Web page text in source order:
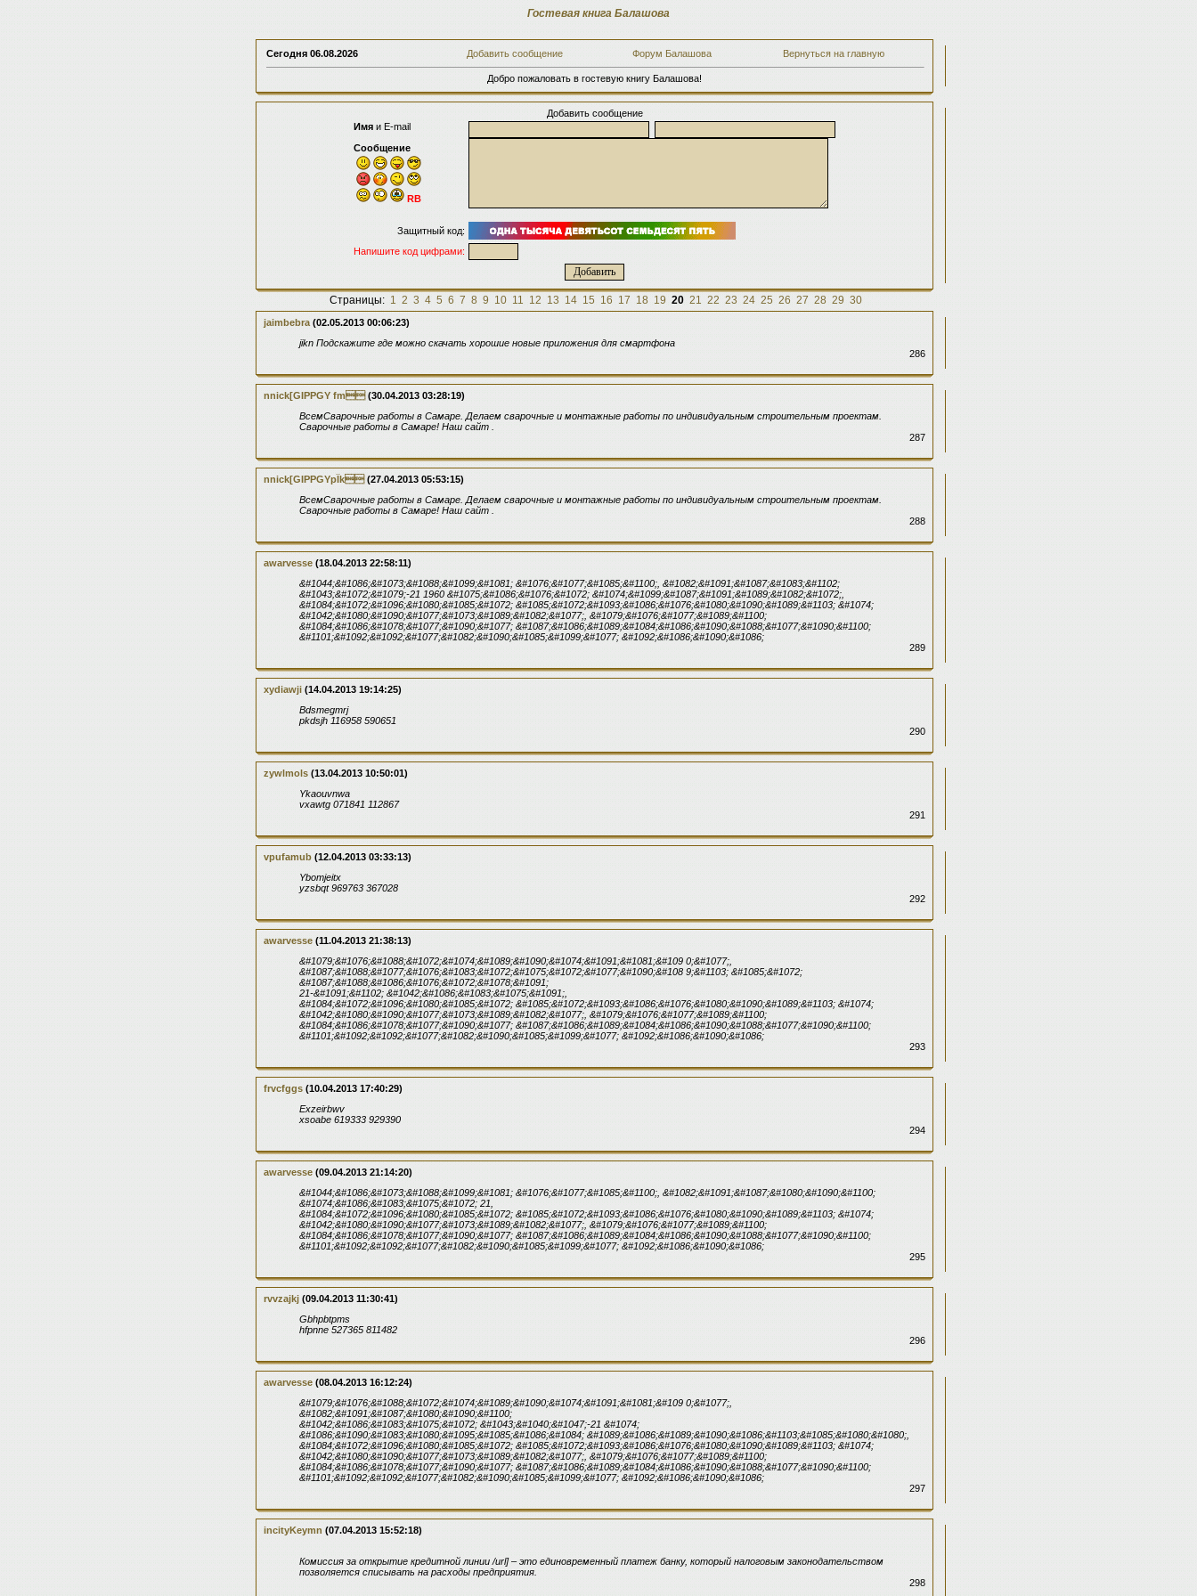
Гостевая книга Балашова
Сегодня 06.08.2026 Добавить сообщение Форум Балашова Вернуться на главную
Добро пожаловать в гостевую книгу Балашова!
Добавить сообщение
Имя и E-mail
Сообщение
RB
Защитный код:
Напишите код цифрами:
Страницы: 1 2 3 4 5 6 7 8 9 10 11 12 13 14 15 16 17 18 19 20 21 22 23 24 25 26 27 28 29 30
jaimbebra (02.05.2013 00:06:23)
jikn Подскажите где можно скачать хорошие новые приложения для смартфона
286
nnick[GIPPGY fm(30.04.2013 03:28:19)
ВсемСварочные работы в Самаре. Делаем сварочные и монтажные работы по индивидуальным строительным проектам.
Сварочные работы в Самаре! Наш сайт .
287
nnick[GIPPGYрЇk (27.04.2013 05:53:15)
ВсемСварочные работы в Самаре. Делаем сварочные и монтажные работы по индивидуальным строительным проектам.
Сварочные работы в Самаре! Наш сайт .
288
awarvesse (18.04.2013 22:58:11)
&#1044;&#1086;&#1073;&#1088;&#1099;&#1081; &#1076;&#1077;&#1085;&#1100;, &#1082;&#1091;&#1087;&#1083;&#1102;
&#1043;&#1072;&#1079;-21 1960 &#1075;&#1086;&#1076;&#1072; &#1074;&#1099;&#1087;&#1091;&#1089;&#1082;&#1072;,
&#1084;&#1072;&#1096;&#1080;&#1085;&#1072; &#1085;&#1072;&#1093;&#1086;&#1076;&#1080;&#1090;&#1089;&#1103; &#1074;
&#1042;&#1080;&#1090;&#1077;&#1073;&#1089;&#1082;&#1077;, &#1079;&#1076;&#1077;&#1089;&#1100;
&#1084;&#1086;&#1078;&#1077;&#1090;&#1077; &#1087;&#1086;&#1089;&#1084;&#1086;&#1090;&#1088;&#1077;&#1090;&#1100;
&#1101;&#1092;&#1092;&#1077;&#1082;&#1090;&#1085;&#1099;&#1077; &#1092;&#1086;&#1090;&#1086;
289
xydiawji (14.04.2013 19:14:25)
Bdsmegmrj
pkdsjh 116958 590651
290
zywlmols (13.04.2013 10:50:01)
Ykaouvnwa
vxawtg 071841 112867
291
vpufamub (12.04.2013 03:33:13)
Ybomjeitx
yzsbqt 969763 367028
292
awarvesse (11.04.2013 21:38:13)
&#1079;&#1076;&#1088;&#1072;&#1074;&#1089;&#1090;&#1074;&#1091;&#1081;&#109 0;&#1077;,
&#1087;&#1088;&#1077;&#1076;&#1083;&#1072;&#1075;&#1072;&#1077;&#1090;&#108 9;&#1103; &#1085;&#1072;
&#1087;&#1088;&#1086;&#1076;&#1072;&#1078;&#1091;
21-&#1091;&#1102; &#1042;&#1086;&#1083;&#1075;&#1091;,
&#1084;&#1072;&#1096;&#1080;&#1085;&#1072; &#1085;&#1072;&#1093;&#1086;&#1076;&#1080;&#1090;&#1089;&#1103; &#1074;
&#1042;&#1080;&#1090;&#1077;&#1073;&#1089;&#1082;&#1077;, &#1079;&#1076;&#1077;&#1089;&#1100;
&#1084;&#1086;&#1078;&#1077;&#1090;&#1077; &#1087;&#1086;&#1089;&#1084;&#1086;&#1090;&#1088;&#1077;&#1090;&#1100;
&#1101;&#1092;&#1092;&#1077;&#1082;&#1090;&#1085;&#1099;&#1077; &#1092;&#1086;&#1090;&#1086;
293
frvcfggs (10.04.2013 17:40:29)
Exzeirbwv
xsoabe 619333 929390
294
awarvesse (09.04.2013 21:14:20)
&#1044;&#1086;&#1073;&#1088;&#1099;&#1081; &#1076;&#1077;&#1085;&#1100;, &#1082;&#1091;&#1087;&#1080;&#1090;&#1100;
&#1074;&#1086;&#1083;&#1075;&#1072; 21,
&#1084;&#1072;&#1096;&#1080;&#1085;&#1072; &#1085;&#1072;&#1093;&#1086;&#1076;&#1080;&#1090;&#1089;&#1103; &#1074;
&#1042;&#1080;&#1090;&#1077;&#1073;&#1089;&#1082;&#1077;, &#1079;&#1076;&#1077;&#1089;&#1100;
&#1084;&#1086;&#1078;&#1077;&#1090;&#1077; &#1087;&#1086;&#1089;&#1084;&#1086;&#1090;&#1088;&#1077;&#1090;&#1100;
&#1101;&#1092;&#1092;&#1077;&#1082;&#1090;&#1085;&#1099;&#1077; &#1092;&#1086;&#1090;&#1086;
295
rvvzajkj (09.04.2013 11:30:41)
Gbhpbtpms
hfpnne 527365 811482
296
awarvesse (08.04.2013 16:12:24)
&#1079;&#1076;&#1088;&#1072;&#1074;&#1089;&#1090;&#1074;&#1091;&#1081;&#109 0;&#1077;,
&#1082;&#1091;&#1087;&#1080;&#1090;&#1100;
&#1042;&#1086;&#1083;&#1075;&#1072; &#1043;&#1040;&#1047;-21 &#1074;
&#1086;&#1090;&#1083;&#1080;&#1095;&#1085;&#1086;&#1084; &#1089;&#1086;&#1089;&#1090;&#1086;&#1103;&#1085;&#1080;&#1080;,
&#1084;&#1072;&#1096;&#1080;&#1085;&#1072; &#1085;&#1072;&#1093;&#1086;&#1076;&#1080;&#1090;&#1089;&#1103; &#1074;
&#1042;&#1080;&#1090;&#1077;&#1073;&#1089;&#1082;&#1077;, &#1079;&#1076;&#1077;&#1089;&#1100;
&#1084;&#1086;&#1078;&#1077;&#1090;&#1077; &#1087;&#1086;&#1089;&#1084;&#1086;&#1090;&#1088;&#1077;&#1090;&#1100;
&#1101;&#1092;&#1092;&#1077;&#1082;&#1090;&#1085;&#1099;&#1077; &#1092;&#1086;&#1090;&#1086;
297
incityKeymn (07.04.2013 15:52:18)
Комиссия за открытие кредитной линии /url] – это единовременный платеж банку, который налоговым законодательством
позволяется списывать на расходы предприятия.
298